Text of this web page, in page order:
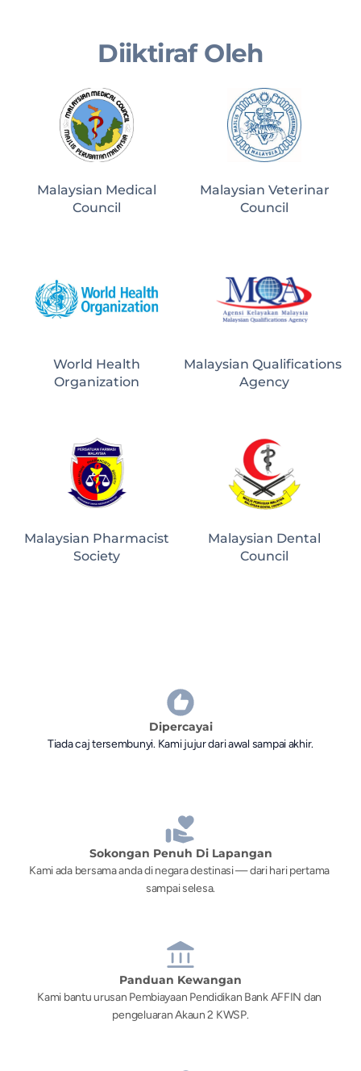
Diiktiraf Oleh
Malaysian Medical
Council
Malaysian Veterinar
Council
World Health
Organization
Malaysian Qualifications
Agency
Malaysian Pharmacist
Society
Malaysian Dental
Council
Dipercayai
Tiada caj tersembunyi. Kami jujur dari awal sampai akhir.
Sokongan Penuh Di Lapangan
Kami ada bersama anda di negara destinasi — dari hari pertama
sampai selesa.
Panduan Kewangan
Kami bantu urusan Pembiayaan Pendidikan Bank AFFIN dan
pengeluaran Akaun 2 KWSP.